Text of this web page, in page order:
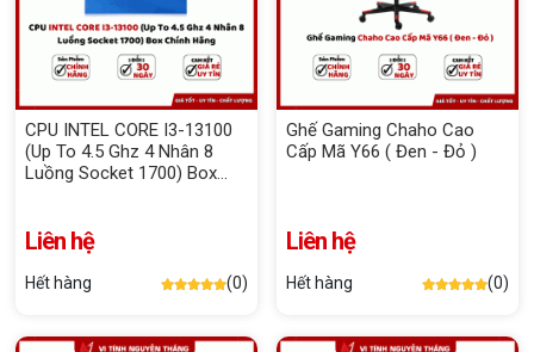
CPU INTEL CORE I3-13100
(Up To 4.5 Ghz 4 Nhân 8
Luồng Socket 1700) Box
Liên hệ
Hết hàng (0)
Ghế Gaming Chaho Cao
Cấp Mã Y66 ( Đen - Đỏ )
Liên hệ
Hết hàng (0)